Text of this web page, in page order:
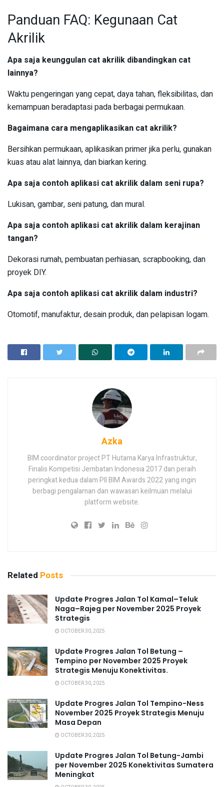
Panduan FAQ: Kegunaan Cat
Akrilik
Apa saja keunggulan cat akrilik dibandingkan cat
lainnya?
Waktu pengeringan yang cepat, daya tahan, fleksibilitas, dan
kemampuan beradaptasi pada berbagai permukaan.
Bagaimana cara mengaplikasikan cat akrilik?
Bersihkan permukaan, aplikasikan primer jika perlu, gunakan
kuas atau alat lainnya, dan biarkan kering.
Apa saja contoh aplikasi cat akrilik dalam seni rupa?
Lukisan, gambar, seni patung, dan mural.
Apa saja contoh aplikasi cat akrilik dalam kerajinan
tangan?
Dekorasi rumah, pembuatan perhiasan, scrapbooking, dan
proyek DIY.
Apa saja contoh aplikasi cat akrilik dalam industri?
Otomotif, manufaktur, desain produk, dan pelapisan logam.
Azka
BIM coordinator project PT Hutama Karya Infrastruktur,
Finalis Kompetisi Jembatan Indonesia 2017 dan peraih
peringkat kedua dalam PII BIM Awards 2022 yang ingin
berbagi pengalaman dan wawasan keilmuan melalui
platform website.
Related Posts
Update Progres Jalan Tol Kamal–Teluk
Naga–Rajeg per November 2025 Proyek
Strategis
OCTOBER 30, 2025
Update Progres Jalan Tol Betung –
Tempino per November 2025 Proyek
Strategis Menuju Konektivitas.
OCTOBER 30, 2025
Update Progres Jalan Tol Tempino-Ness
November 2025 Proyek Strategis Menuju
Masa Depan
OCTOBER 30, 2025
Update Progres Jalan Tol Betung-Jambi
per November 2025 Konektivitas Sumatera
Meningkat